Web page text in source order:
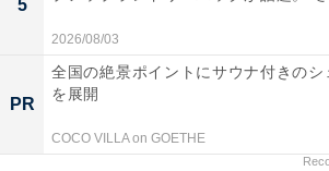
5
2026/08/03
PR
全国の絶景ポイントにサウナ付きのシ
を展開
COCO VILLA on GOETHE